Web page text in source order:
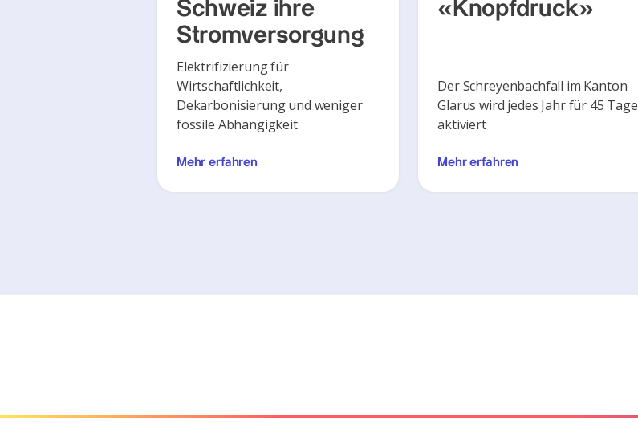
Schweiz ihre
Stromversorgung
Elektrifizierung für
Wirtschaftlichkeit,
Dekarbonisierung und weniger
fossile Abhängigkeit
Mehr erfahren
«Knopfdruck»
Der Schreyenbachfall im Kanton
Glarus wird jedes Jahr für 45 Tage
aktiviert
Mehr erfahren